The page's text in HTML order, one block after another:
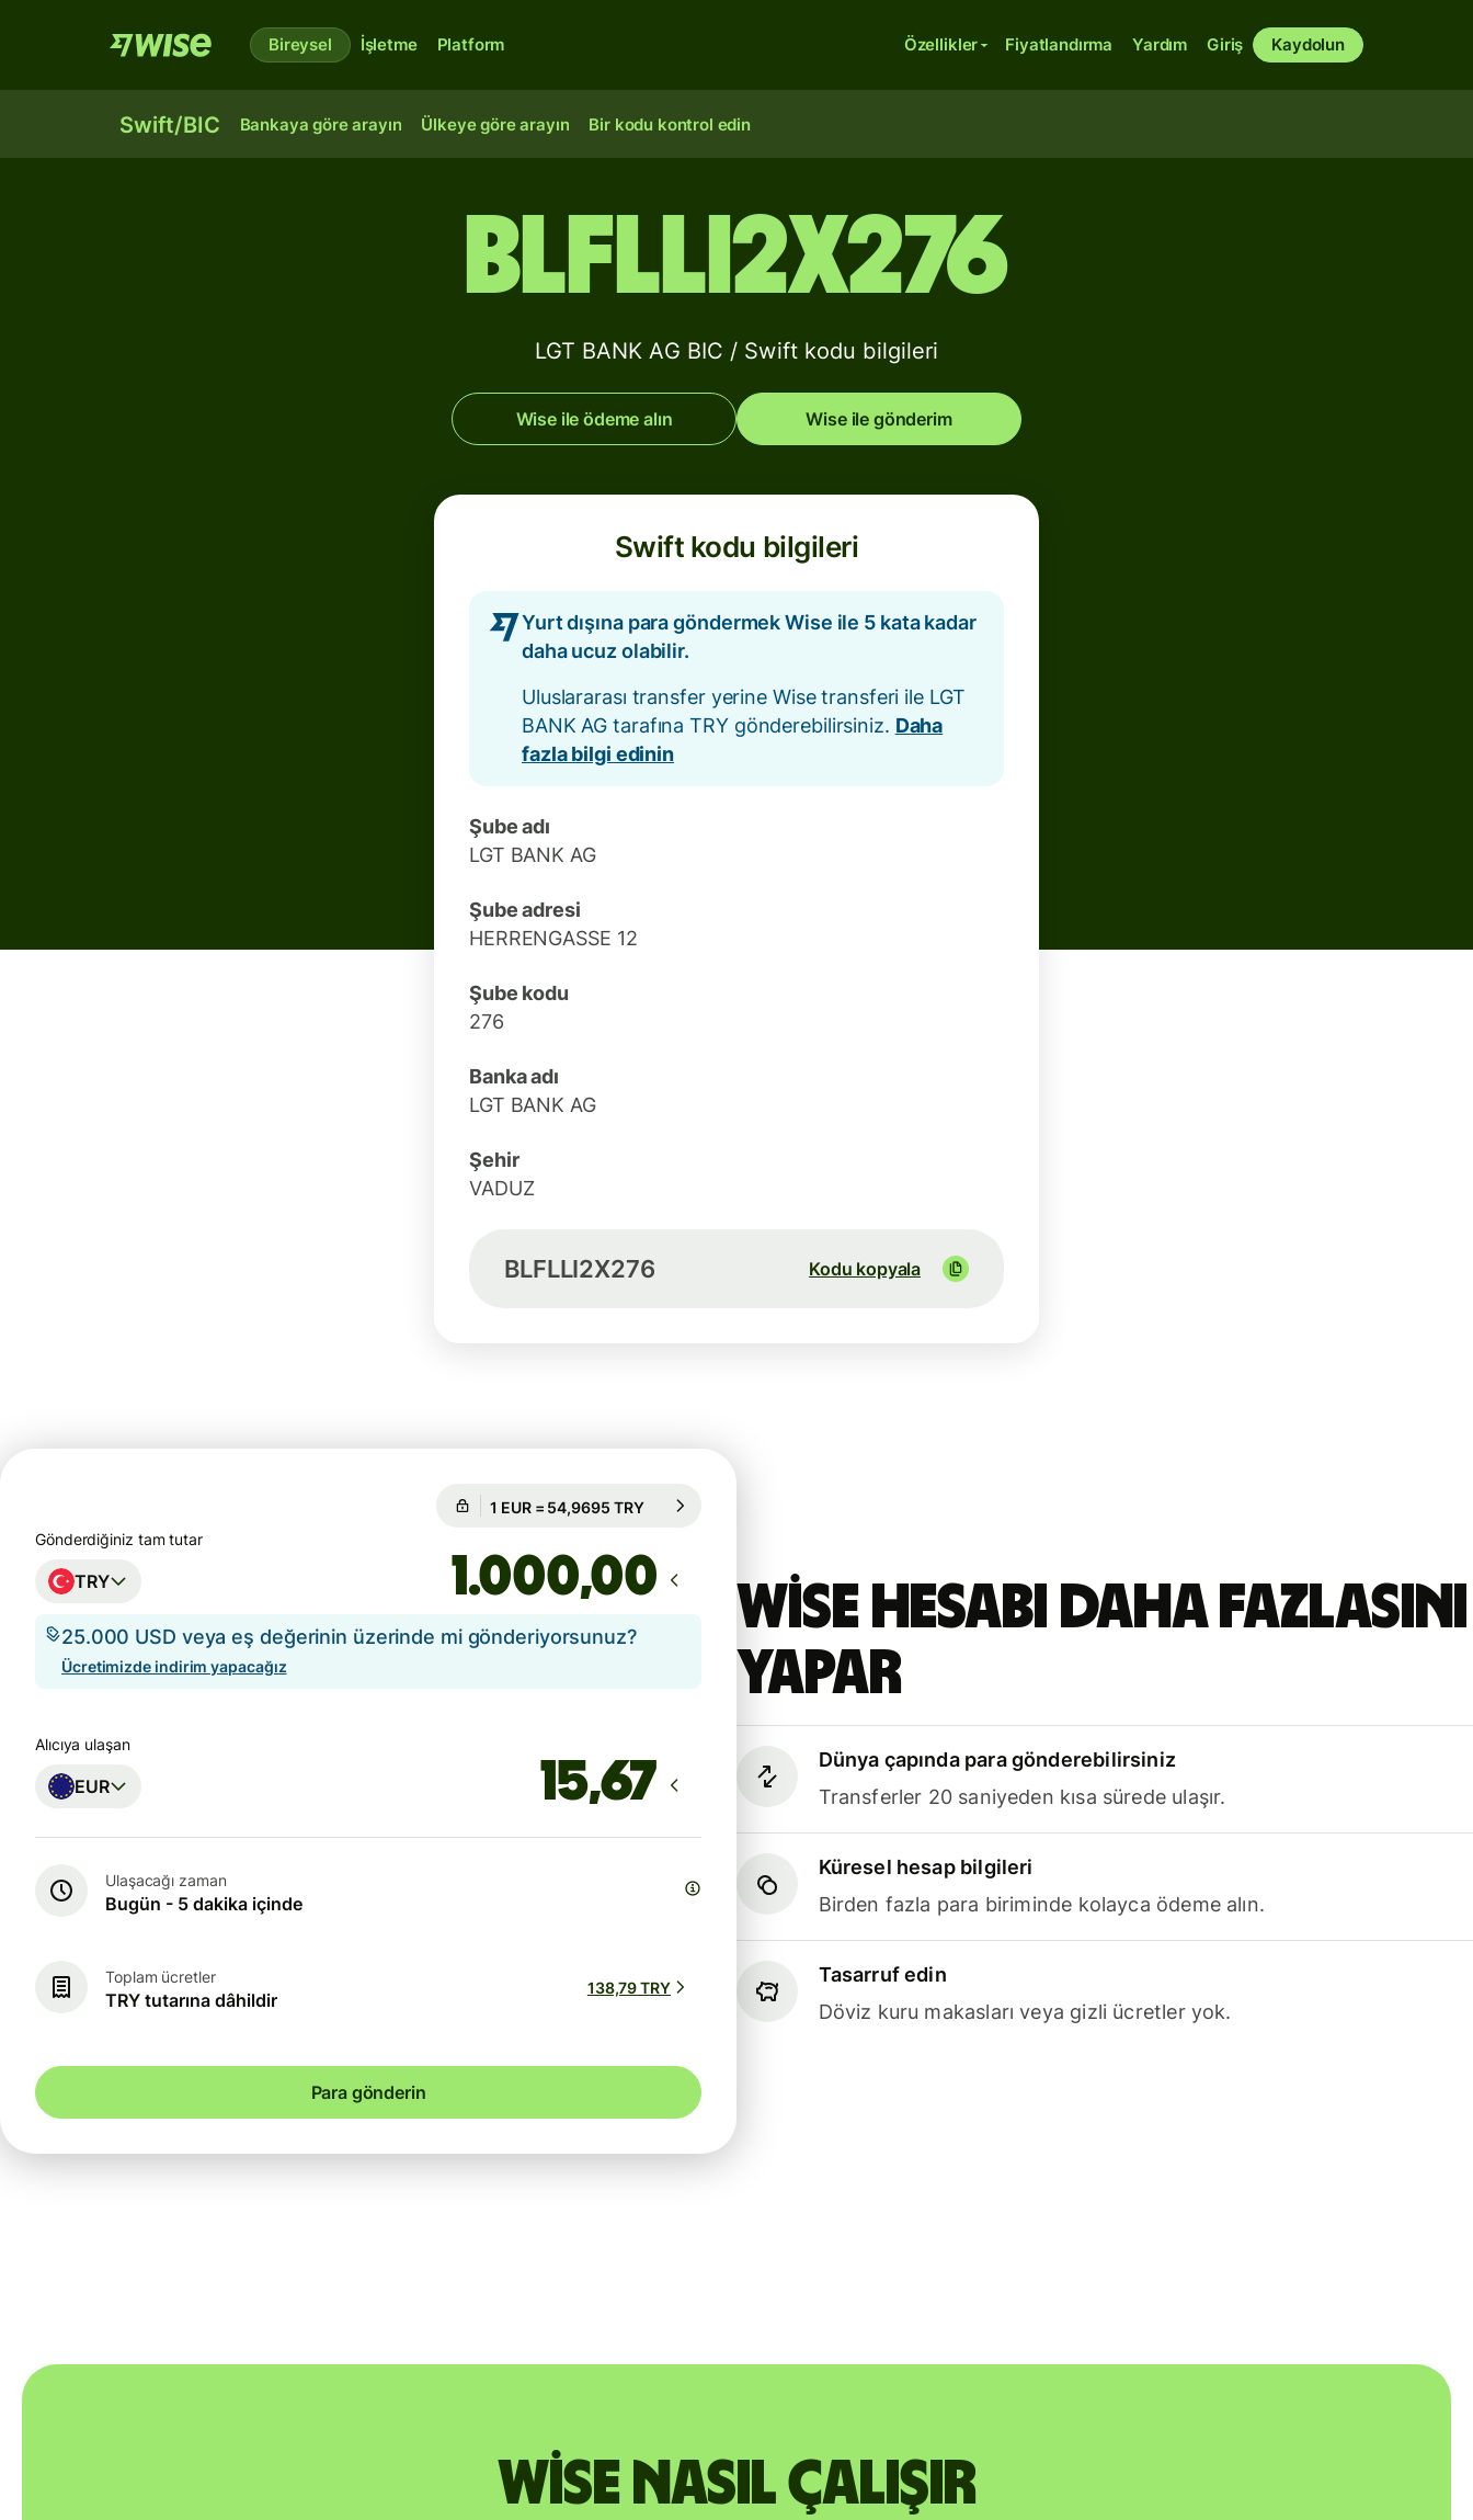
Bireysel İşletme Platform Özellikler Fiyatlandırma Yardım Giriş Kaydolun
Swift/BIC Bankaya göre arayın Ülkeye göre arayın Bir kodu kontrol edin
BLFLLI2X276
LGT BANK AG BIC / Swift kodu bilgileri
Wise ile ödeme alın Wise ile gönderim
Swift kodu bilgileri
Yurt dışına para göndermek Wise ile 5 kata kadar
daha ucuz olabilir.
Uluslararası transfer yerine Wise transferi ile LGT
BANK AG tarafına TRY gönderebilirsiniz. Daha
fazla bilgi edinin
Şube adı
LGT BANK AG
Şube adresi
HERRENGASSE 12
Şube kodu
276
Banka adı
LGT BANK AG
Şehir
VADUZ
BLFLLI2X276 Kodu kopyala
Wise hesabı daha fazlasını
yapar
Dünya çapında para gönderebilirsiniz
Transferler 20 saniyeden kısa sürede ulaşır.
Küresel hesap bilgileri
Birden fazla para biriminde kolayca ödeme alın.
Tasarruf edin
Döviz kuru makasları veya gizli ücretler yok.
95 sa. için garanti edilir
Gönderdiğiniz tam tutar
TRY ,00
25.000 USD veya eş değerinin üzerinde mi gönderiyorsunuz?
Ücretimizde indirim yapacağız
Alıcıya ulaşan
EUR
Ulaşacağı zaman
Bugün - 5 dakika içinde
Toplam ücretler
TRY tutarına dâhildir
138,79 TRY
Para gönderin
Wise nasıl çalışır